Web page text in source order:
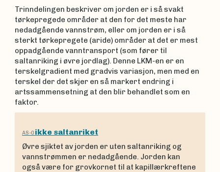
Trinndelingen beskriver om jorden er i så svakt
tørkepregede områder at den for det meste har
nedadgående vannstrøm, eller om jorden er i så
sterkt tørkepregete (aride) områder at det er mest
oppadgående vanntransport (som fører til
saltanriking i øvre jordlag). Denne LKM-en er en
terskelgradient med gradvis variasjon, men med en
terskel der det skjer en så markert endring i
artssammensetning at den blir behandlet som en
faktor.
AS-0 ikke saltanriket
Øvre sjiktet av jorden er uten saltanriking og
vannstrømmen er nedadgående. Jorden kan
også være for grovkornet til at kapillærkreftene